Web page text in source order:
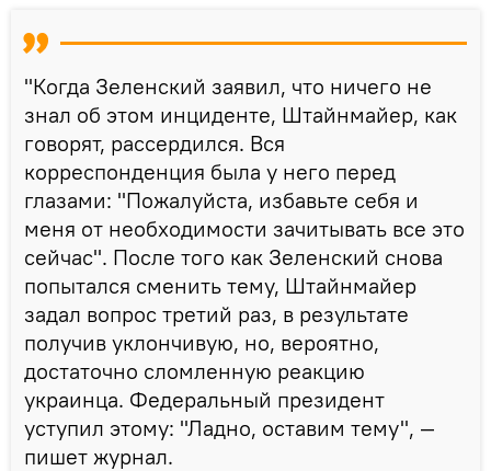
"Когда Зеленский заявил, что ничего не
знал об этом инциденте, Штайнмайер, как
говорят, рассердился. Вся
корреспонденция была у него перед
глазами: "Пожалуйста, избавьте себя и
меня от необходимости зачитывать все это
сейчас". После того как Зеленский снова
попытался сменить тему, Штайнмайер
задал вопрос третий раз, в результате
получив уклончивую, но, вероятно,
достаточно сломленную реакцию
украинца. Федеральный президент
уступил этому: "Ладно, оставим тему", —
пишет журнал.